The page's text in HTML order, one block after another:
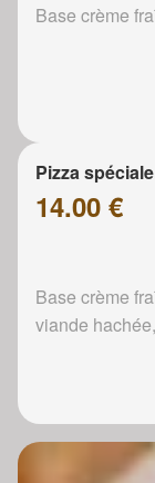
Base crème
Pizza
14.00 €
Base crème
viande